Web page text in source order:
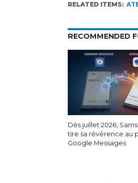
RELATED ITEMS:
RECOMMENDED
Dès juillet 2026,
tire sa révérence au
Google Messages